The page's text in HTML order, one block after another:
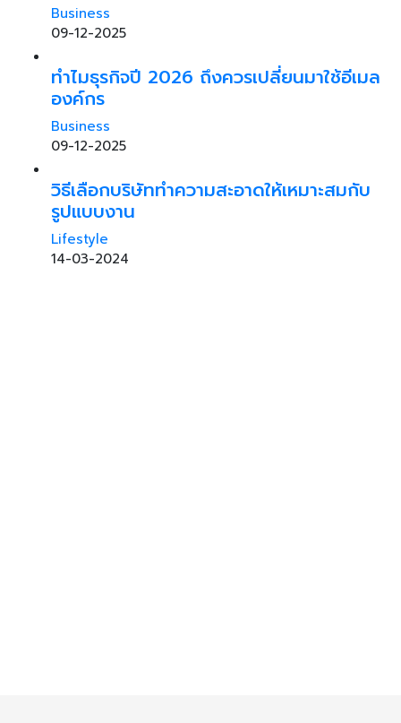
Business
09-12-2025
ทำไมธุรกิจปี 2026 ถึงควรเปลี่ยนมาใช้อีเมล
องค์กร
Business
09-12-2025
วิธีเลือกบริษัททำความสะอาดให้เหมาะสมกับ
รูปแบบงาน
Lifestyle
14-03-2024